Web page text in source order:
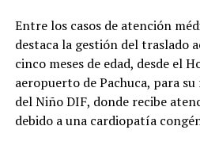
Entre los casos de atención
destaca la gestión del traslado
cinco meses de edad, desde el
aeropuerto de Pachuca, para
del Niño DIF, donde recibe
debido a una cardiopatía